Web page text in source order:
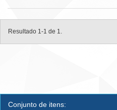
Resultado 1-1 de 1.
Conjunto de itens: